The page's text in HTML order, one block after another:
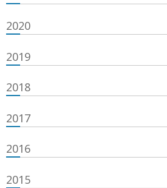
2020
2019
2018
2017
2016
2015